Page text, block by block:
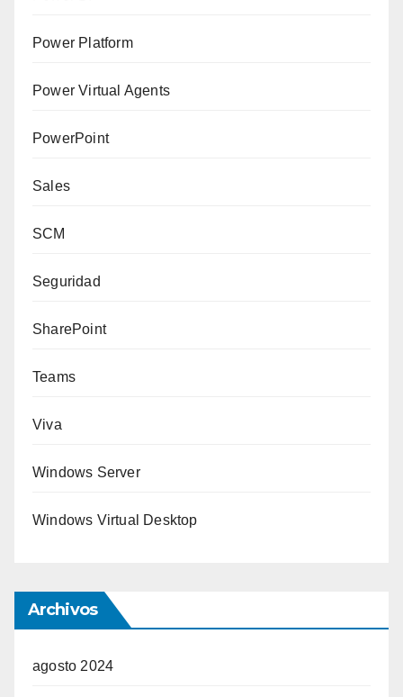
Power Platform
Power Virtual Agents
PowerPoint
Sales
SCM
Seguridad
SharePoint
Teams
Viva
Windows Server
Windows Virtual Desktop
Archivos
agosto 2024